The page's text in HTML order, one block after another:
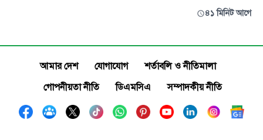
৪১ মিনিট আগে
আমার দেশ যোগাযোগ
শর্তাবলি ও নীতিমালা
গোপনীয়তা নীতি
ডিএমসিএ সম্পাদকীয় নীতি